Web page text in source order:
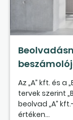
Az „A” kft. és
tervek szerint
beolvad „A”
értéken...